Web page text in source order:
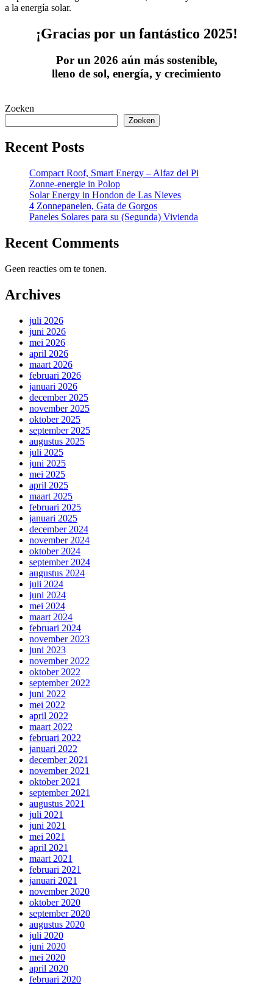
a la energía solar.
¡Gracias por un fantástico 2025!
Por un 2026 aún más sostenible,
lleno de sol, energía, y crecimiento
Zoeken
Zoeken
Recent Posts
Compact Roof, Smart Energy – Alfaz del Pi
Zonne-energie in Polop
Solar Energy in Hondon de Las Nieves
4 Zonnepanelen, Gata de Gorgos
Paneles Solares para su (Segunda) Vivienda
Recent Comments
Geen reacties om te tonen.
Archives
juli 2026
juni 2026
mei 2026
april 2026
maart 2026
februari 2026
januari 2026
december 2025
november 2025
oktober 2025
september 2025
augustus 2025
juli 2025
juni 2025
mei 2025
april 2025
maart 2025
februari 2025
januari 2025
december 2024
november 2024
oktober 2024
september 2024
augustus 2024
juli 2024
juni 2024
mei 2024
maart 2024
februari 2024
november 2023
juni 2023
november 2022
oktober 2022
september 2022
juni 2022
mei 2022
april 2022
maart 2022
februari 2022
januari 2022
december 2021
november 2021
oktober 2021
september 2021
augustus 2021
juli 2021
juni 2021
mei 2021
april 2021
maart 2021
februari 2021
januari 2021
november 2020
oktober 2020
september 2020
augustus 2020
juli 2020
juni 2020
mei 2020
april 2020
februari 2020